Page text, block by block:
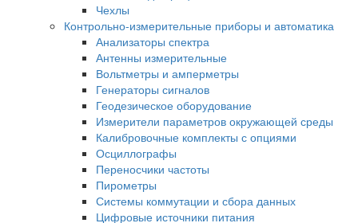
Чехлы
Контрольно-измерительные приборы и автоматика
Анализаторы спектра
Антенны измерительные
Вольтметры и амперметры
Генераторы сигналов
Геодезическое оборудование
Измерители параметров окружающей среды
Калибровочные комплекты с опциями
Осциллографы
Переносчики частоты
Пирометры
Системы коммутации и сбора данных
Цифровые источники питания